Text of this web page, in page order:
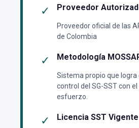
✓ Proveedor
Proveedor oficial de las
de Colombia
✓ Metodología
Sistema propio que logra
control del SG-SST con el
esfuerzo.
✓ Licencia SST Vigente